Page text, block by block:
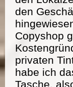
den
Copyshop
privaten
habe ich
Tasche,